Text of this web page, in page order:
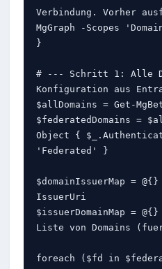
Verbindung. Vorher
MgGraph -Scopes
}
# --- Schritt 1: Alle
Konfiguration aus
$allDomains = Get-
$federatedDomains =
Object {
'Federated' }
$domainIssuerMap =
IssuerUri
$issuerDomainMap =
Liste von Domains
foreach ($fd in